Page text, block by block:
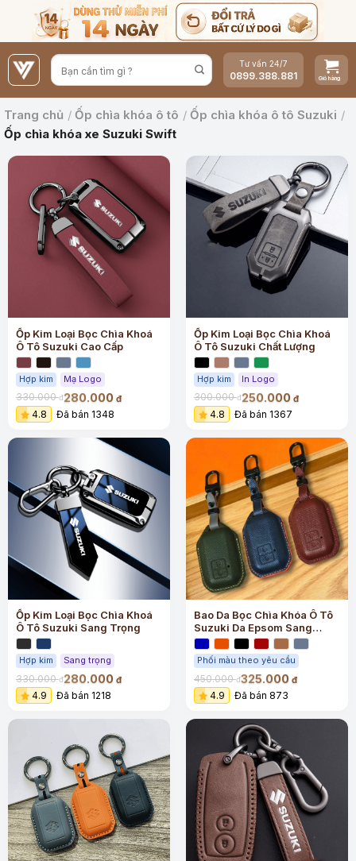
nội
dung
Tư vấn 24/7
0899.388.881
Trang chủ / Ốp chìa khóa ô tô / Ốp chìa khóa ô tô Suzuki /
Ốp chìa khóa xe Suzuki Swift
Ốp Kim Loại Bọc Chìa Khoá
Ô Tô Suzuki Cao Cấp
Hợp kim Mạ Logo
330.000đ280.000 đ
4.8 Đã bán 1348
Ốp Kim Loại Bọc Chìa Khoá
Ô Tô Suzuki Chất Lượng
Hợp kim In Logo
300.000đ250.000 đ
4.8 Đã bán 1367
Ốp Kim Loại Bọc Chìa Khoá
Ô Tô Suzuki Sang Trọng
Hợp kim Sang trọng
330.000đ280.000 đ
4.9 Đã bán 1218
Bao Da Bọc Chìa Khóa Ô Tô
Suzuki Da Epsom Sang
Trọng
Phối màu theo yêu cầu
450.000đ325.000 đ
4.9 Đã bán 873